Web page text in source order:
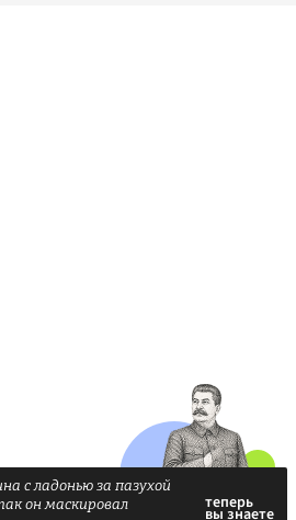
с ладонью за пазухой
он маскировал